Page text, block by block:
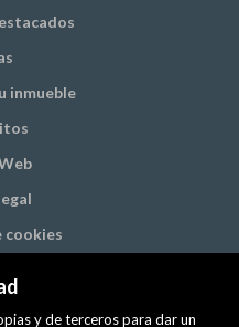
y de terceros para dar un
inmueble
cookies